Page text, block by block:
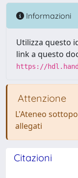
Informazioni
Utilizza questo
link a questo
https://
Attenzione
L'Ateneo
allegati
Citazioni